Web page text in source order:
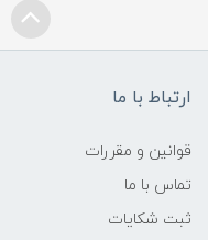
ارتباط با ما
قوانین و مقررات
تماس با ما
ثبت شکایات